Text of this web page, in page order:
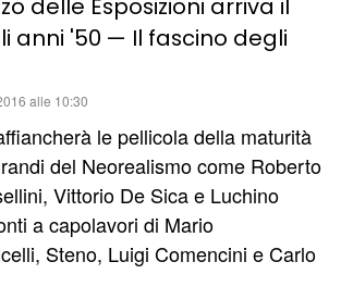
delle Esposizioni arriva il
anni '50 — Il fascino degli
alle 10:30
le pellicola della maturità
del Neorealismo come Roberto
Vittorio De Sica e Luchino
a capolavori di Mario
Steno, Luigi Comencini e Carlo